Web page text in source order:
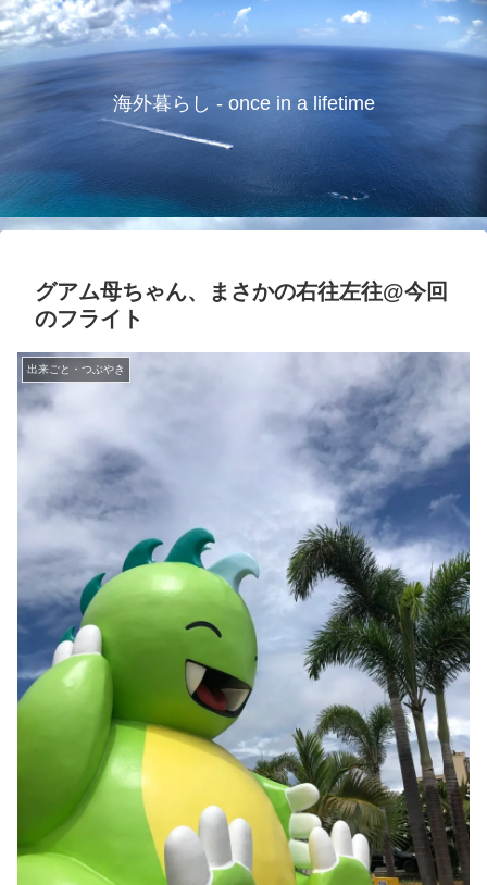
海外暮らし - once in a lifetime
グアム母ちゃん、まさかの右往左往@今回
のフライト
出来ごと・つぶやき